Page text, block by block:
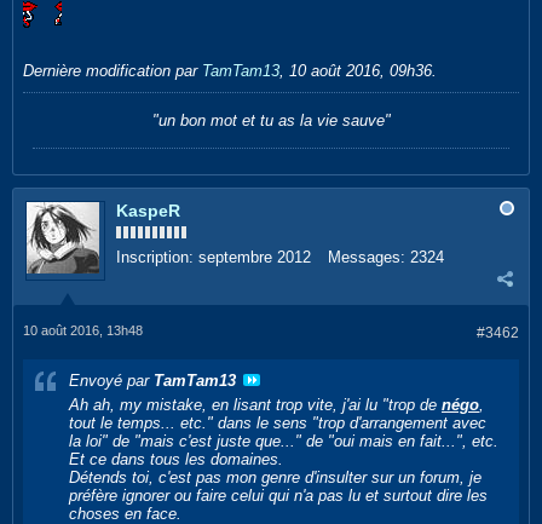
Dernière modification par TamTam13, 10 août 2016, 09h36.
"un bon mot et tu as la vie sauve"
KaspeR
Inscription: septembre 2012 Messages: 2324
#3462
10 août 2016, 13h48
Envoyé par TamTam13
Ah ah, my mistake, en lisant trop vite, j'ai lu "trop de négo,
tout le temps... etc. " dans le sens "trop d'arrangement avec
la loi" de "mais c'est juste que..." de "oui mais en fait...", etc.
Et ce dans tous les domaines.
Détends toi, c'est pas mon genre d'insulter sur un forum, je
préfère ignorer ou faire celui qui n'a pas lu et surtout dire les
choses en face.